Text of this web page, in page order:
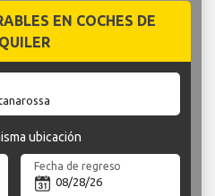
EN COCHES DE
ubicación
Fecha de regreso